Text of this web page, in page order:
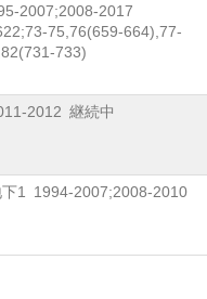
2007;2008-2017
75,76(659-664),77-
82(731-733)
2012 継続中
1 1994-2007;2008-2010